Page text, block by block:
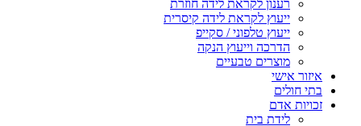
רענון לקראת לידה חוזרת
ייעוץ לקראת לידה קיסרית
ייעוץ טלפוני / סקייפ
הדרכה וייעוץ הנקה
מוצרים טבעיים
איזור אישי
בתי חולים
זכויות אדם
לידת בית